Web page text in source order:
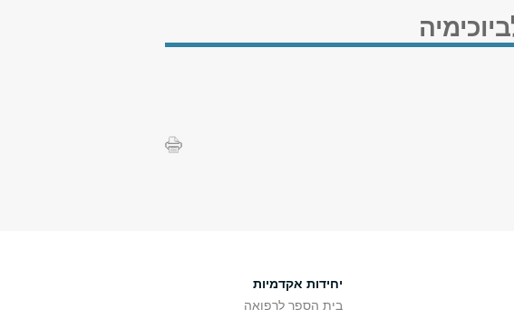
יחידות אקדמיות
בית הספר לרפואה